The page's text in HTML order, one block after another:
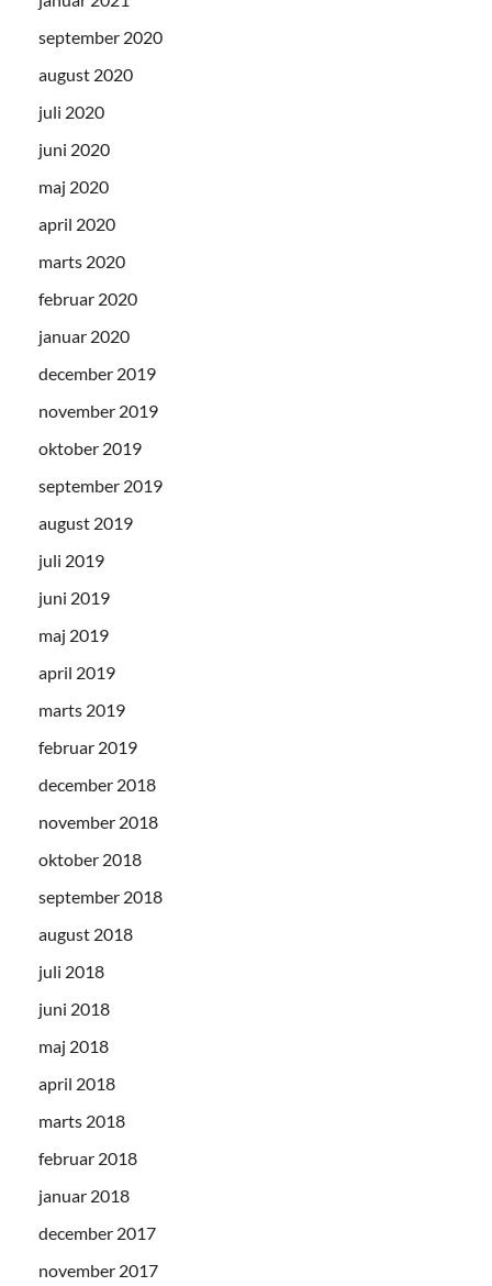
september 2020
august 2020
juli 2020
juni 2020
maj 2020
april 2020
marts 2020
februar 2020
januar 2020
december 2019
november 2019
oktober 2019
september 2019
august 2019
juli 2019
juni 2019
maj 2019
april 2019
marts 2019
februar 2019
december 2018
november 2018
oktober 2018
september 2018
august 2018
juli 2018
juni 2018
maj 2018
april 2018
marts 2018
februar 2018
januar 2018
december 2017
november 2017